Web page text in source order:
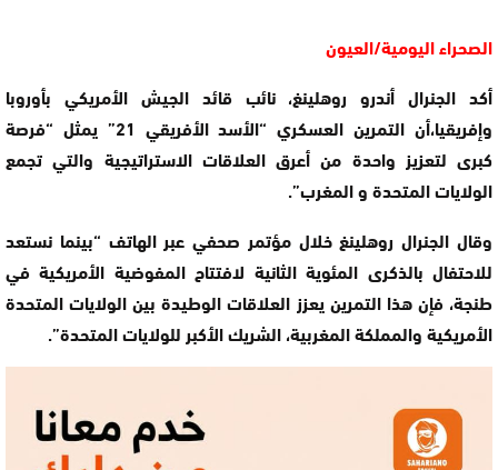
الصحراء اليومية/العيون
أكد الجنرال أندرو روهلينغ، نائب قائد الجيش الأمريكي بأوروبا
وإفريقيا،أن التمرين العسكري “الأسد الأفريقي 21” يمثل “فرصة
كبرى لتعزيز واحدة من أعرق العلاقات الاستراتيجية والتي تجمع
الولايات المتحدة و المغرب”.
وقال الجنرال روهلينغ خلال مؤتمر صحفي عبر الهاتف “بينما نستعد
للاحتفال بالذكرى المئوية الثانية لافتتاح المفوضية الأمريكية في
طنجة، فإن هذا التمرين يعزز العلاقات الوطيدة بين الولايات المتحدة
الأمريكية والمملكة المغربية، الشريك الأكبر للولايات المتحدة”.